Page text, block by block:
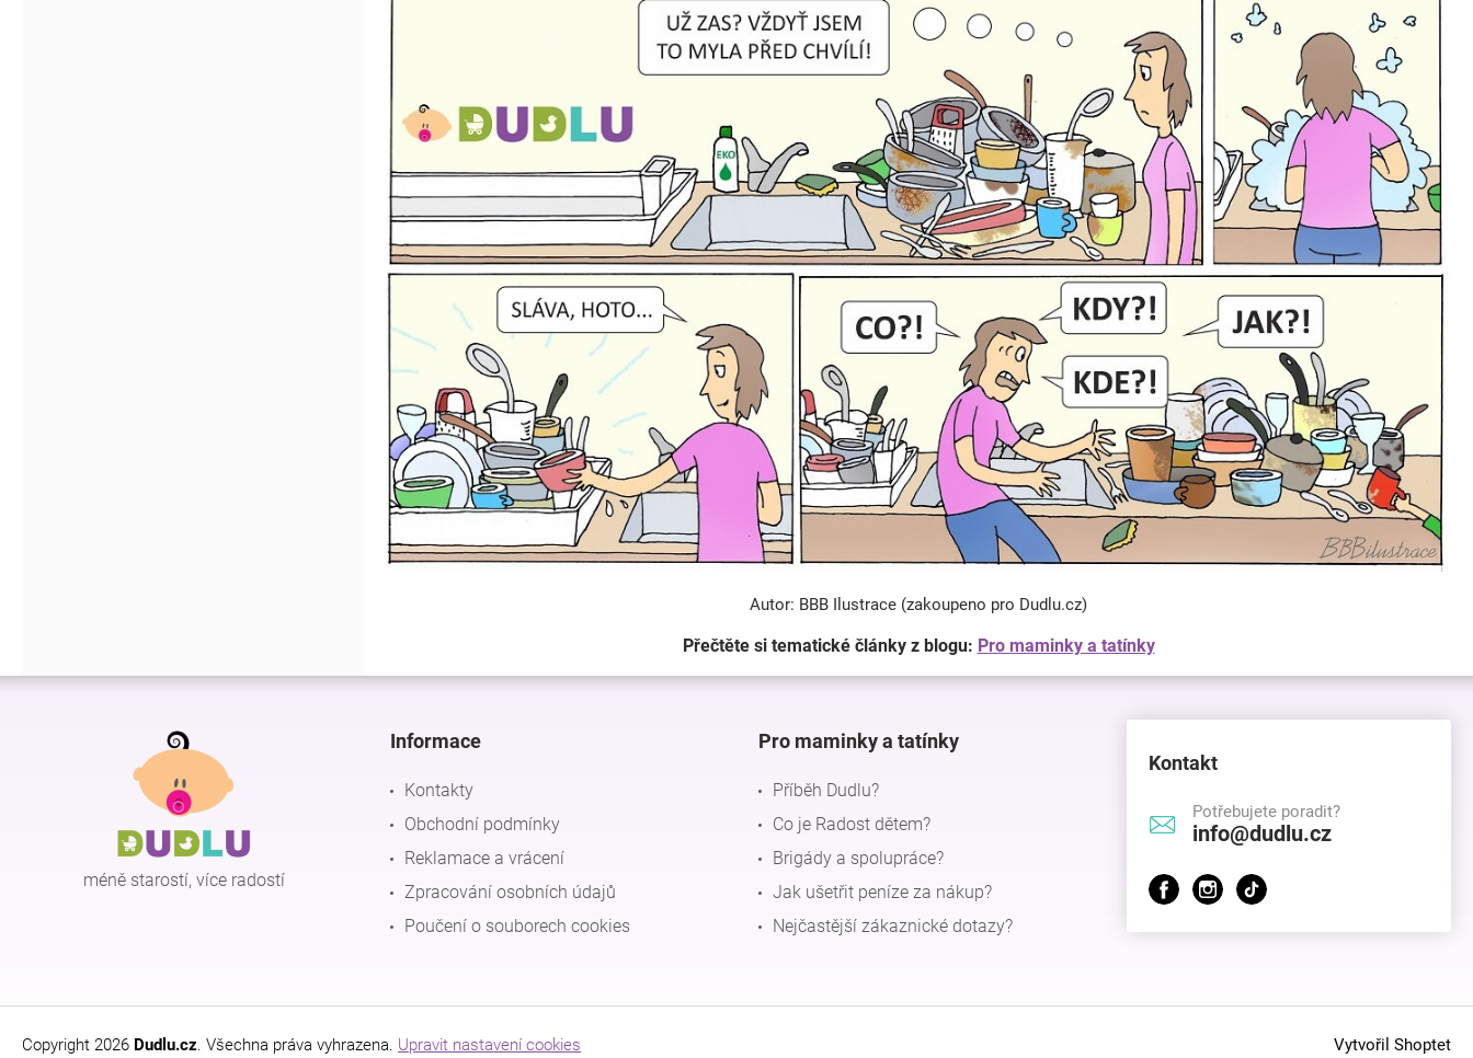
Autor: BBB Ilustrace (zakoupeno pro Dudlu.cz)
Přečtěte si tematické články z blogu: Pro maminky a tatínky
Z
méně starostí, více radostí
Informace
Kontakty
Obchodní podmínky
Reklamace a vrácení
Zpracování osobních údajů
Poučení o souborech cookies
Pro maminky a tatínky
Příběh Dudlu?
Co je Radost dětem?
Brigády a spolupráce?
Jak ušetřit peníze za nákup?
Nejčastější zákaznické dotazy?
Kontakt
Potřebujete poradit?
info@dudlu.cz
Vytvořil Shoptet
Copyright 2026 Dudlu.cz. Všechna práva vyhrazena. Upravit nastavení cookies